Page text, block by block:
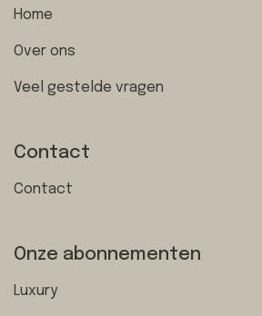
Home
Over ons
Veel gestelde vragen
Contact
Contact
Onze abonnementen
Luxury